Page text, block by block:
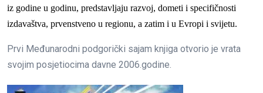
iz godine u godinu, predstavljaju razvoj, dometi i specifičnosti
izdavaštva, prvenstveno u regionu, a zatim i u Evropi i svijetu.
Prvi Međunarodni podgorički sajam knjiga otvorio je vrata
svojim posjetiocima davne 2006.godine.